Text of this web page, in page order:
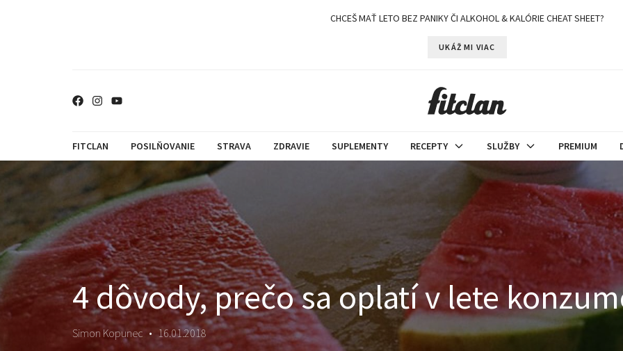
CHCEŠ MAŤ LETO BEZ PANIKY ČI ALKOHOL & KALÓRIE CHEAT SHEET?
UKÁŽ MI VIAC
FITCLAN POSILŇOVANIE STRAVA ZDRAVIE SUPLEMENTY RECEPTY SLUŽBY PREMIUM
4 dôvody, prečo sa oplatí v lete
Simon Kopunec • 16.01.2018